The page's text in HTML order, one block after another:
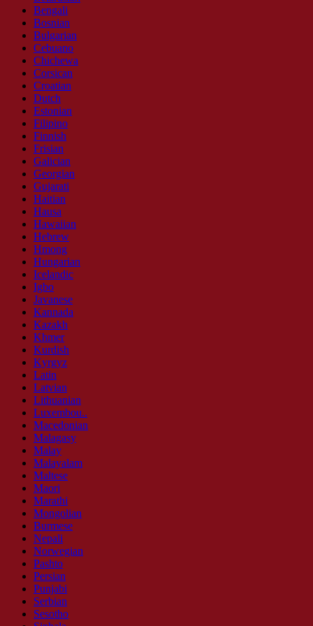
Bengali
Bosnian
Bulgarian
Cebuano
Chichewa
Corsican
Croatian
Dutch
Estonian
Filipino
Finnish
Frisian
Galician
Georgian
Gujarati
Haitian
Hausa
Hawaiian
Hebrew
Hmong
Hungarian
Icelandic
Igbo
Javanese
Kannada
Kazakh
Khmer
Kurdish
Kyrgyz
Latin
Latvian
Lithuanian
Luxembou..
Macedonian
Malagasy
Malay
Malayalam
Maltese
Maori
Marathi
Mongolian
Burmese
Nepali
Norwegian
Pashto
Persian
Punjabi
Serbian
Sesotho